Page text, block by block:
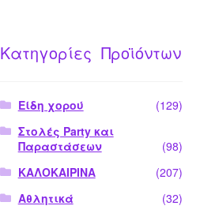
Κατηγορίες Προϊόντων
Είδη χορού
(129)
Στολές Party και
Παραστάσεων
(98)
ΚΑΛΟΚΑΙΡΙΝΑ
(207)
Αθλητικά
(32)